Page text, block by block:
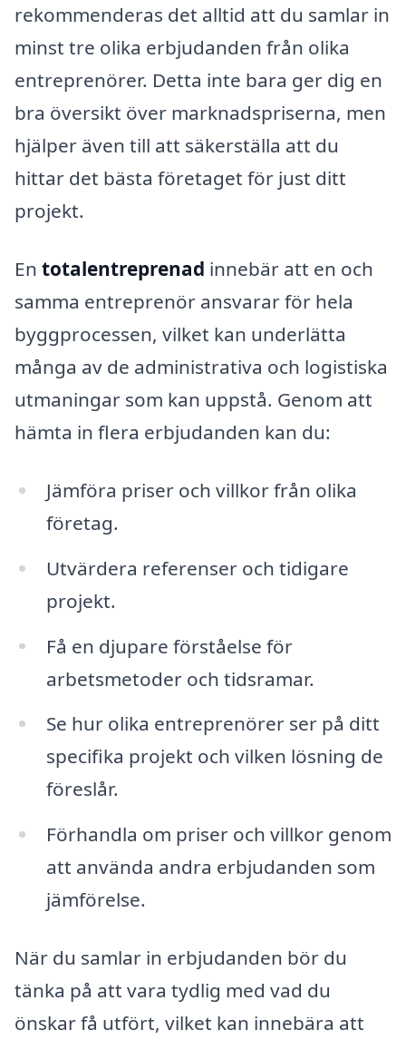
rekommenderas det alltid att du samlar in
minst tre olika erbjudanden från olika
entreprenörer. Detta inte bara ger dig en
bra översikt över marknadspriserna, men
hjälper även till att säkerställa att du
hittar det bästa företaget för just ditt
projekt.
En totalentreprenad innebär att en och
samma entreprenör ansvarar för hela
byggprocessen, vilket kan underlätta
många av de administrativa och logistiska
utmaningar som kan uppstå. Genom att
hämta in flera erbjudanden kan du:
Jämföra priser och villkor från olika
företag.
Utvärdera referenser och tidigare
projekt.
Få en djupare förståelse för
arbetsmetoder och tidsramar.
Se hur olika entreprenörer ser på ditt
specifika projekt och vilken lösning de
föreslår.
Förhandla om priser och villkor genom
att använda andra erbjudanden som
jämförelse.
När du samlar in erbjudanden bör du
tänka på att vara tydlig med vad du
önskar få utfört, vilket kan innebära att